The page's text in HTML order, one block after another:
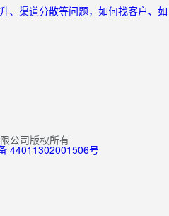
、渠道分散等问题，如何找客户、如
公司版权所有
44011302001506号